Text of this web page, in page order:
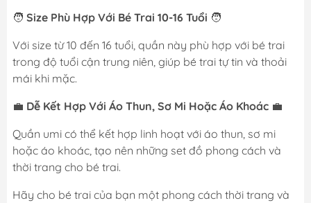
🧑 Size Phù Hợp Với Bé Trai 10-16 Tuổi 🧑
Với size từ 10 đến 16 tuổi, quần này phù hợp với bé trai
trong độ tuổi cận trung niên, giúp bé trai tự tin và thoải
mái khi mặc.
💼 Dễ Kết Hợp Với Áo Thun, Sơ Mi Hoặc Áo Khoác 💼
Quần umi có thể kết hợp linh hoạt với áo thun, sơ mi
hoặc áo khoác, tạo nên những set đồ phong cách và
thời trang cho bé trai.
Hãy cho bé trai của bạn một phong cách thời trang và